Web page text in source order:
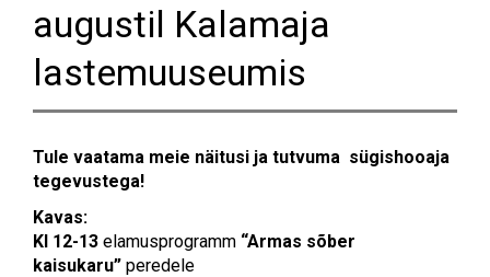
augustil Kalamaja
lastemuuseumis
Tule vaatama meie näitusi ja tutvuma sügishooaja
tegevustega!
Kavas:
Kl 12-13 elamusprogramm “Armas sõber
kaisukaru” peredele